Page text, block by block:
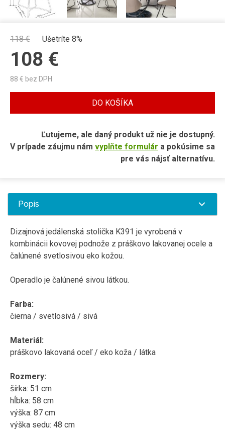
118€ Ušetríte 8%
108 €
88 € bez DPH
DO KOŠÍKA
Ľutujeme, ale daný produkt už nie je dostupný.
V prípade záujmu nám vyplňte formulár a pokúsime sa
pre vás nájsť alternatívu.
Popis
Dizajnová jedálenská stolička K391 je vyrobená v
kombinácii kovovej podnože z práškovo lakovanej ocele a
čalúnené svetlosivou eko kožou.
Operadlo je čalúnené sivou látkou.
Farba:
čierna / svetlosivá / sivá
Materiál:
práškovo lakovaná oceľ / eko koža / látka
Rozmery:
šírka: 51 cm
hĺbka: 58 cm
výška: 87 cm
výška sedu: 48 cm